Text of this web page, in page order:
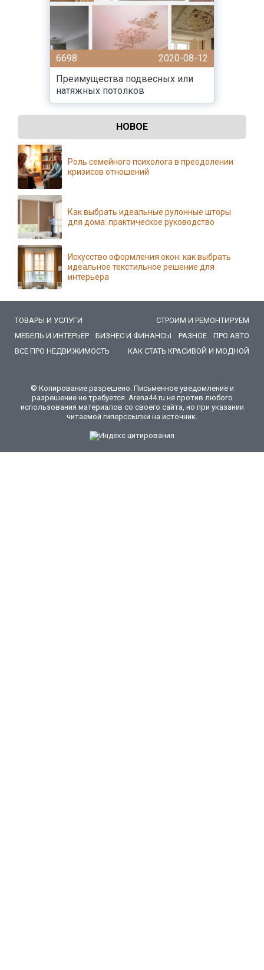
6698
2020-08-12
Преимущества подвесных или
натяжных потолков
НОВОЕ
Роль семейного психолога в преодолении
кризисов отношений
Как выбрать идеальные рулонные шторы
для дома: практическое руководство
Искусство оформления окон: как выбрать
идеальное текстильное решение для
интерьера
ТОВАРЫ И УСЛУГИ
СТРОИМ И РЕМОНТИРУЕМ
МЕБЕЛЬ И ИНТЕРЬЕР
БИЗНЕС И ФИНАНСЫ РАЗНОЕ
ПРО АВТО
ВСЕ ПРО НЕДВИЖИМОСТЬ
КАК СТАТЬ КРАСИВОЙ И МОДНОЙ
© Копирование разрешено. Письменное уведомление и
разрешение не требуется. Arena44.ru не против любого
использования материалов со своего сайта, но при указании
читаемой гиперссылки на источник.